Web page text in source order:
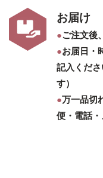
お届け
●ご注文後
●お届日・
記入くだ
す）
●万一品切
便・電話・